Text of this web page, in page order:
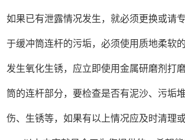
如果已有泄露情况发生，就必须更换或请
于缓冲筒连杆的污垢，必须使用质地柔软
发生氧化生锈，应立即使用金属研磨剂打
筒的连杆部分，要检查是否有泥沙、污垢
伤、生锈等，如果有以上情况应及时清理或